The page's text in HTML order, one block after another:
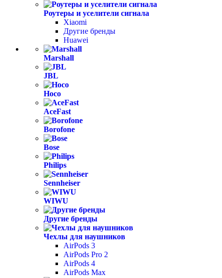
Роутеры и уселители сигнала
Xiaomi
Другие бренды
Huawei
Marshall
JBL
Hoco
AceFast
Borofone
Bose
Philips
Sennheiser
WIWU
Другие бренды
Чехлы для наушников
AirPods 3
AirPods Pro 2
AirPods 4
AirPods Max